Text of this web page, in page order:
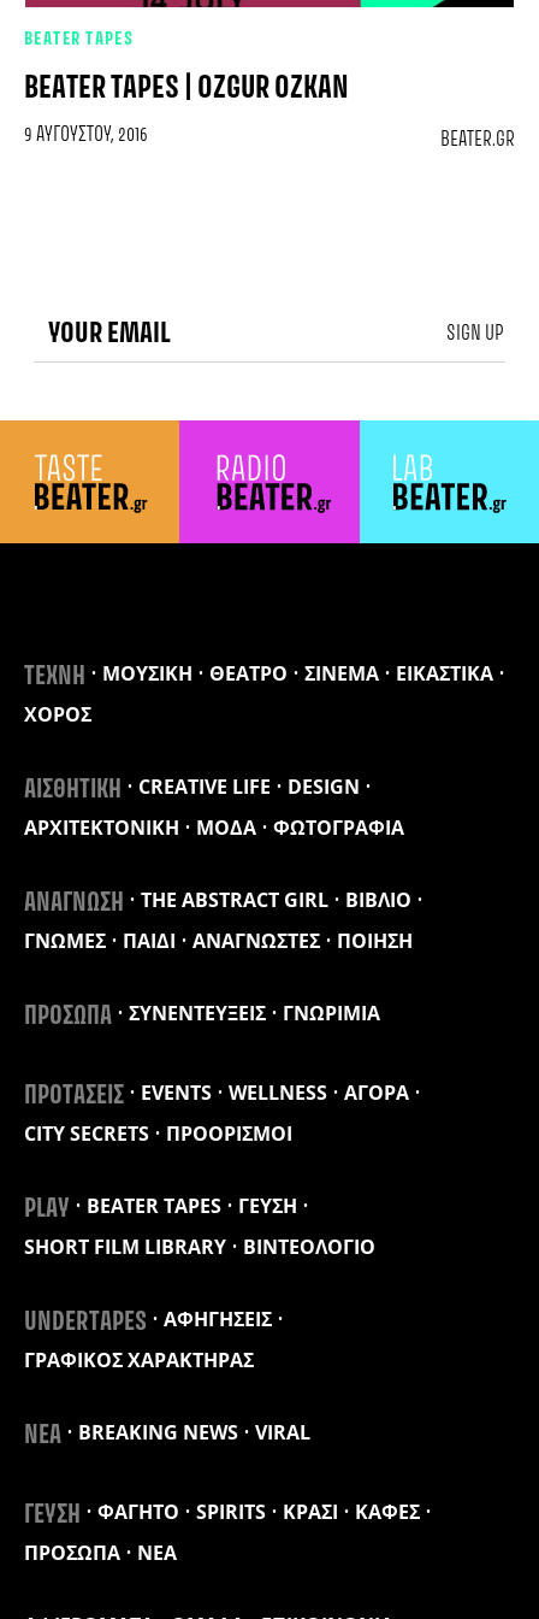
BEATER TAPES
BEATER TAPES | OZGUR OZKAN
9 ΑΥΓΟΎΣΤΟΥ, 2016 BEATER.GR
ΤΕΧΝΗ ΜΟΥΣΙΚΗ ΘΕΑΤΡΟ ΣΙΝΕΜΑ
ΕΙΚΑΣΤΙΚΑ
ΧΟΡΟΣ
ΑΙΣΘΗΤΙΚΗ CREATIVE LIFE
DESIGN
ΑΡΧΙΤΕΚΤΟΝΙΚΗ
ΜΟΔΑ ΦΩΤΟΓΡΑΦΙΑ
ΑΝΑΓΝΩΣΗ THE ABSTRACT GIRL
ΒΙΒΛΙΟ
ΓΝΩΜΕΣ
ΠΑΙΔΙ ΑΝΑΓΝΩΣΤΕΣ ΠΟΙΗΣΗ
ΠΡΟΣΩΠΑ ΣΥΝΕΝΤΕΥΞΕΙΣ ΓΝΩΡΙΜΙΑ
ΠΡΟΤΑΣΕΙΣ EVENTS WELLNESS
ΑΓΟΡΑ
CITY SECRETS
ΠΡΟΟΡΙΣΜΟΙ
PLAY BEATER TAPES
ΓΕΥΣΗ
SHORT FILM LIBRARY
ΒΙΝΤΕΟΛΟΓΙΟ
UNDERTAPES
ΑΦΗΓΗΣΕΙΣ
ΓΡΑΦΙΚΟΣ ΧΑΡΑΚΤΗΡΑΣ
ΝΕΑ BREAKING NEWS VIRAL
ΓΕΥΣΗ ΦΑΓΗΤΟ SPIRITS ΚΡΑΣΙ
ΚΑΦΕΣ
ΠΡΟΣΩΠΑ
ΝΕΑ
SIGN UP